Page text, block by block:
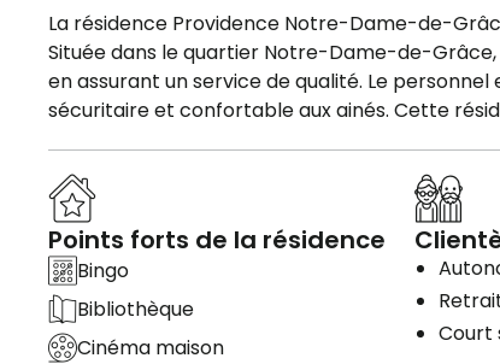
La résidence Providence Notre-Dame-de-
Située dans le quartier Notre-Dame-de-
en assurant un service de qualité. Le
sécuritaire et confortable aux ainés. Cette
Points forts de la résidence
Bingo
Bibliothèque
Cinéma maison
Court